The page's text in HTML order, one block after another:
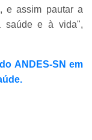
e assim pautar a
saúde e à vida",
ANDES-SN em